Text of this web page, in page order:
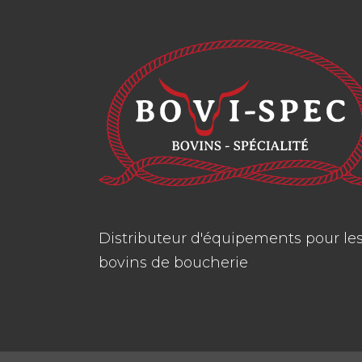
Distributeur d'équipements pour
bovins de boucherie